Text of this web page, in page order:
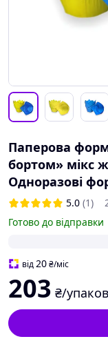
Паперова
бортом» мікс
Одноразові
5.0 (1)
Готово до відправки
від20₴/міс
203 ₴/